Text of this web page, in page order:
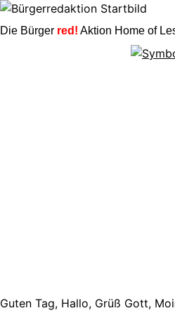
Die Bürger red! Aktion Home of
Guten Tag, Hallo, Grüß Gott,